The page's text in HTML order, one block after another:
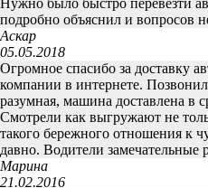
Нужно было быстро перевезти
подробно объяснил и вопросов
Аскар
05.05.2018
Огромное спасибо за доставку
компании в интернете.
разумная, машина доставлена в
Смотрели как выгружают не
такого бережного отношения к
давно. Водители замечательные
Марина
21.02.2016